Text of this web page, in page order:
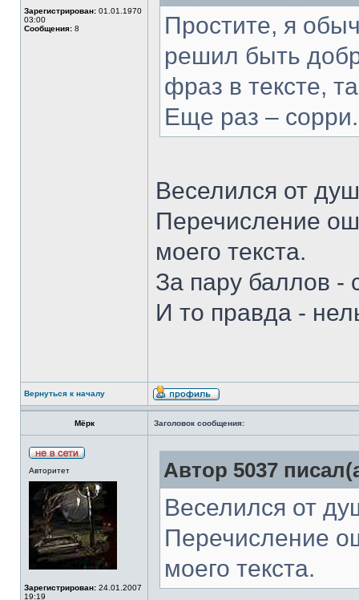
Зарегистрирован: 01.01.1970
03:00
Сообщения: 8
Простите, я
решил быть
фраз в тексте,
Еще раз –
Веселился от
Перечисление
моего текста.
За пару баллов -
И то правда -
Вернуться к началу
Мёрк Заголовок сообщения:
Авторитет
Зарегистрирован: 24.01.2007
19:19
Автор 5037
Веселился от
Перечисление
моего текста.